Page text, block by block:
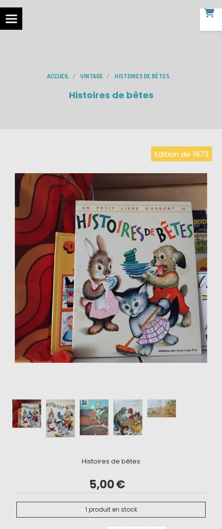
ACCUEIL VINTAGE HISTOIRES DE BÊTES
Histoires de bêtes
Edition de 1973
Histoires de bêtes
5,00€
1 produit en stock